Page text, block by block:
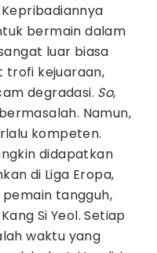
Kepribadiannya
bermain dalam
luar biasa
trofi kejuaraan,
degradasi. So,
Namun,
kompeten.
didapatkan
di Liga Eropa,
tangguh,
Si Yeol. Setiap
waktu yang